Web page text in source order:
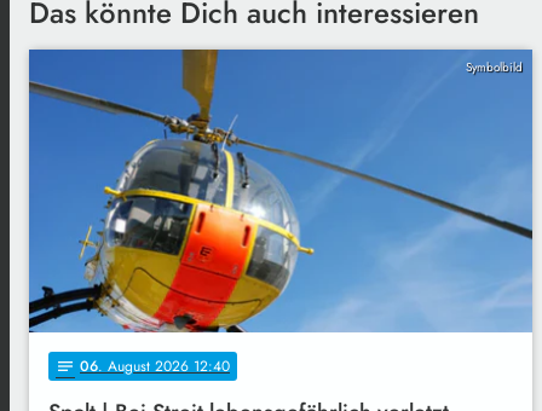
Das könnte Dich auch interessieren
Symbolbild
notes 06. August 2026 12:40